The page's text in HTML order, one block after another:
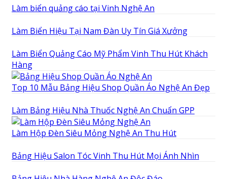
Làm biển quảng cáo tại Vinh Nghệ An
Làm Biển Hiệu Tại Nam Đàn Uy Tín Giá Xưởng
Làm Biển Quảng Cáo Mỹ Phẩm Vinh Thu Hút Khách
Hàng
Top 10 Mẫu Bảng Hiệu Shop Quần Áo Nghệ An Đẹp
Làm Bảng Hiệu Nhà Thuốc Nghệ An Chuẩn GPP
Làm Hộp Đèn Siêu Mỏng Nghệ An Thu Hút
Bảng Hiệu Salon Tóc Vinh Thu Hút Mọi Ánh Nhìn